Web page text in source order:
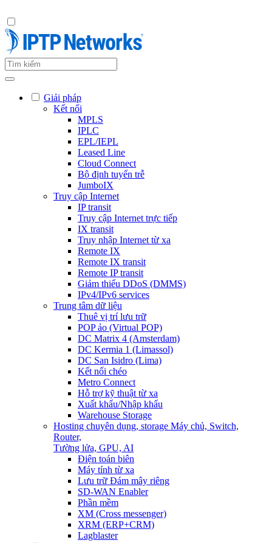
Giải pháp
Kết nối
MPLS
IPLC
EPL/IEPL
Leased Line
Cloud Connect
Bộ định tuyến trễ
JumboIX
Truy cập Internet
IP transit
Truy cập Internet trực tiếp
IX transit
Truy nhập Internet từ xa
Remote IX
Remote IX transit
Remote IP transit
Giảm thiểu DDoS (DMMS)
IPv4/IPv6 services
Trung tâm dữ liệu
Thuê vị trí lưu trữ
POP ảo (Virtual POP)
DC Matrix 4 (Amsterdam)
DC Kermia 1 (Limassol)
DC San Isidro (Lima)
Kết nối chéo
Metro Connect
Hỗ trợ kỹ thuật từ xa
Xuất khẩu/Nhập khẩu
Warehouse Storage
Hosting chuyên dụng, storage Máy chủ, Switch,
Router,
Tường lửa, GPU, AI
Điện toán biên
Máy tính từ xa
Lưu trữ Đám mây riêng
SD-WAN Enabler
Phần mềm
XM (Cross messenger)
XRM (ERP+CRM)
Lagblaster